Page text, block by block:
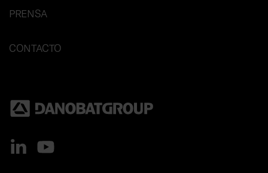
PRENSA
CONTACTO